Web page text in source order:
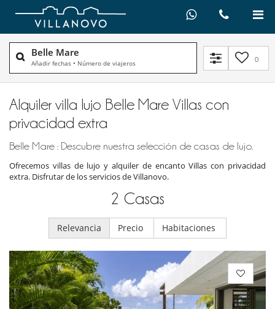
Belle Mare
Añadir fechas • Número de viajeros 0
Alquiler villa lujo Belle Mare Villas con
privacidad extra
Belle Mare : Descubre nuestra selección de casas de lujo.
Ofrecemos villas de lujo y alquiler de encanto Villas con privacidad
extra. Disfrutar de los servicios de Villanovo.
2 Casas
Relevancia Precio Habitaciones